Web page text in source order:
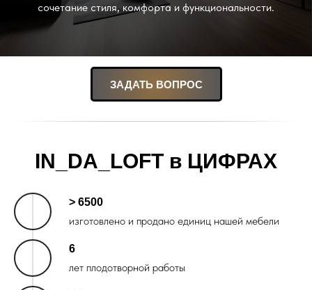
сочетание стиля, комфорта и функциональности.
ЗАДАТЬ ВОПРОС
IN_DA_LOFT в ЦИФРАХ
> 6500
изготовлено и продано единиц нашей мебели
6
лет плодотворной работы